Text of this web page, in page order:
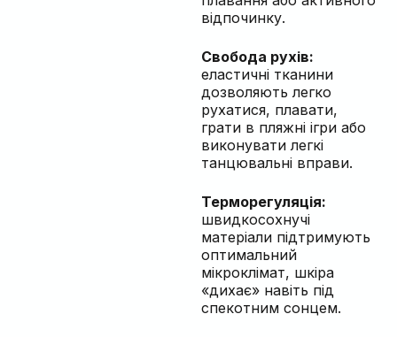
відпочинку.
Свобода рухів:
еластичні тканини
дозволяють легко
рухатися, плавати,
грати в пляжні ігри або
виконувати легкі
танцювальні вправи.
Терморегуляція:
швидкосохнучі
матеріали підтримують
оптимальний
мікроклімат, шкіра
«дихає» навіть під
спекотним сонцем.